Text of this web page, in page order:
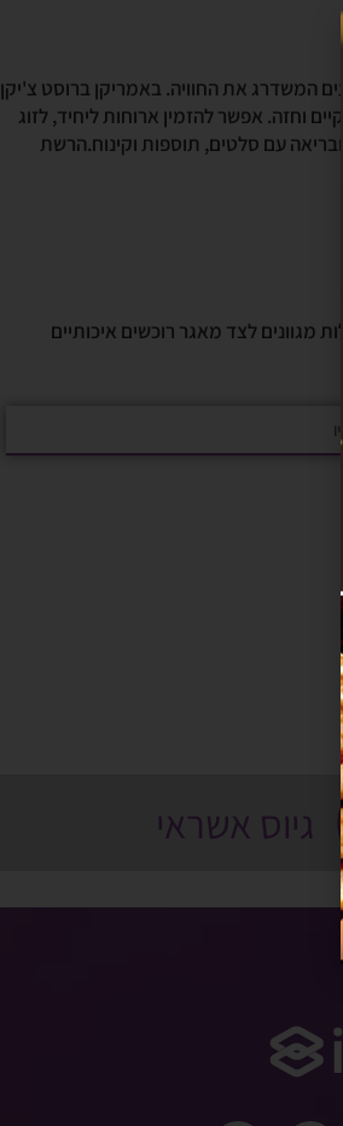
המשדרג את החוויה. באמריקן ברוסט צ'יקן
וחזה. אפשר להזמין ארוחות ליחיד, לזוג
עם סלטים, תוספות וקינוח.הרשת
מגוונים לצד מאגר רוכשים איכותיים
גיוס אשראי